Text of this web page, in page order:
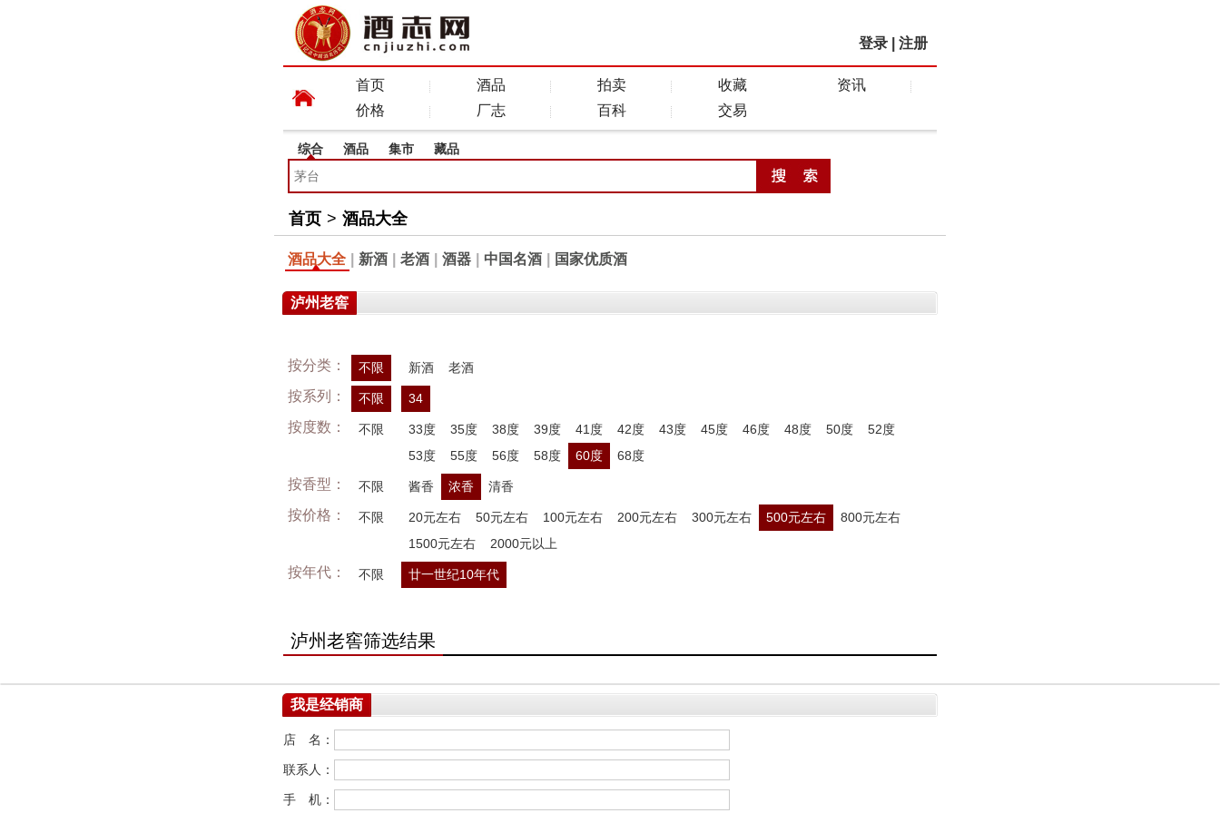
登录 注册
首页 酒品 拍卖 收藏
资讯
价格
厂志 百科 交易
综合 酒品 集市 藏品
首页 > 酒品大全
酒品大全 新酒 老酒 酒器 中国名酒 国家优质酒
泸州老窖
按分类： 不限 新酒 老酒
按系列： 不限 34
按度数： 不限 33度 35度 38度 39度 41度 42度 43度 45度 46度 48度 50度
52度
53度
55度 56度 58度 60度 68度
按香型： 不限 酱香 浓香 清香
按价格： 不限 20元左右 50元左右 100元左右 200元左右 300元左右 500元左右
800元左右
1500元左右
2000元以上
按年代： 不限 廿一世纪10年代
泸州老窖筛选结果
我是经销商
店 名：
联系人：
手 机：